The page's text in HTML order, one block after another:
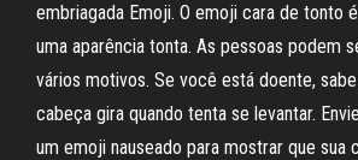
embriagada Emoji. O emoji cara de tonto
uma aparência tonta. As pessoas podem
vários motivos. Se você está doente,
cabeça gira quando tenta se levantar.
um emoji nauseado para mostrar que sua